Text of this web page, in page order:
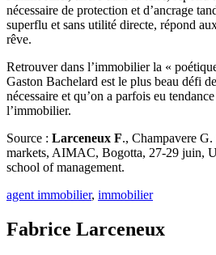
nécessaire de protection et d’ancrage
superflu et sans utilité directe, répond
rêve.
Retrouver dans l’immobilier la «
Gaston Bachelard est le plus beau défi
nécessaire et qu’on a parfois eu
l’immobilier.
Source : Larceneux F., Champavere
markets, AIMAC, Bogotta, 27-29 juin,
school of management.
agent immobilier, immobilier
Fabrice Larceneux